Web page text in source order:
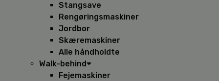
Stangsave
Rengøringsmaskiner
Jordbor
Skæremaskiner
Alle håndholdte
Walk-behind
Fejemaskiner